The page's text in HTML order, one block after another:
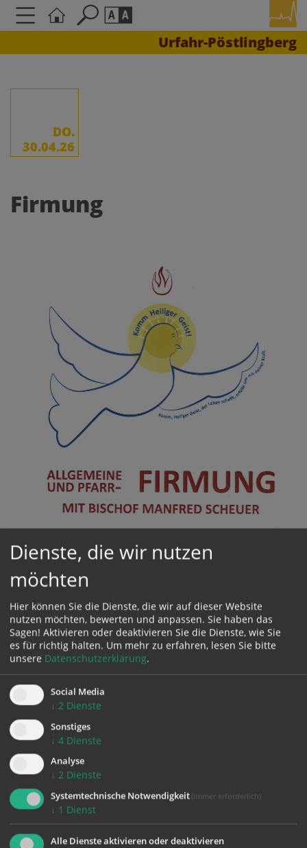
Urfahr-Pöstlingberg
Schriftgröße
AA
A A A
DO.
30.04.26
Firmung
Dienste, die wir nutzen
möchten
Hier können Sie die Dienste, die wir auf dieser Website
nutzen möchten, bewerten und anpassen. Sie haben das
Sagen! Aktivieren oder deaktivieren Sie die Dienste, wie Sie
es für richtig halten. Um mehr zu erfahren, lesen Sie bitte
unsere Datenschutzerklärung.
Social Media
↓ 2 Dienste
Sonstiges
↓ 4 Dienste
Analyse
↓ 2 Dienste
Systemtechnische Notwendigkeit (immer erforderlich)
↓ 1 Dienst
Alle Dienste aktivieren oder deaktivieren